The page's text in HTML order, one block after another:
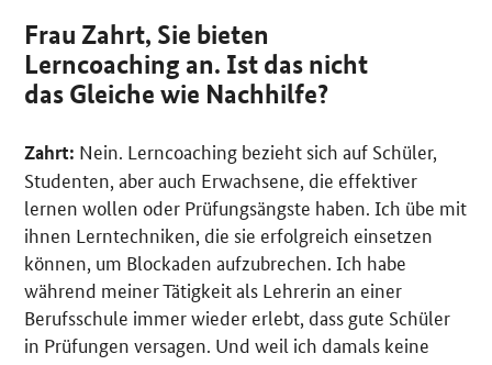
Frau Zahrt, Sie bieten
Lerncoaching an. Ist das nicht
das Gleiche wie Nachhilfe?
Zahrt: Nein. Lerncoaching bezieht sich auf Schüler,
Studenten, aber auch Erwachsene, die effektiver
lernen wollen oder Prüfungsängste haben. Ich übe mit
ihnen Lerntechniken, die sie erfolgreich einsetzen
können, um Blockaden aufzubrechen. Ich habe
während meiner Tätigkeit als Lehrerin an einer
Berufsschule immer wieder erlebt, dass gute Schüler
in Prüfungen versagen. Und weil ich damals keine